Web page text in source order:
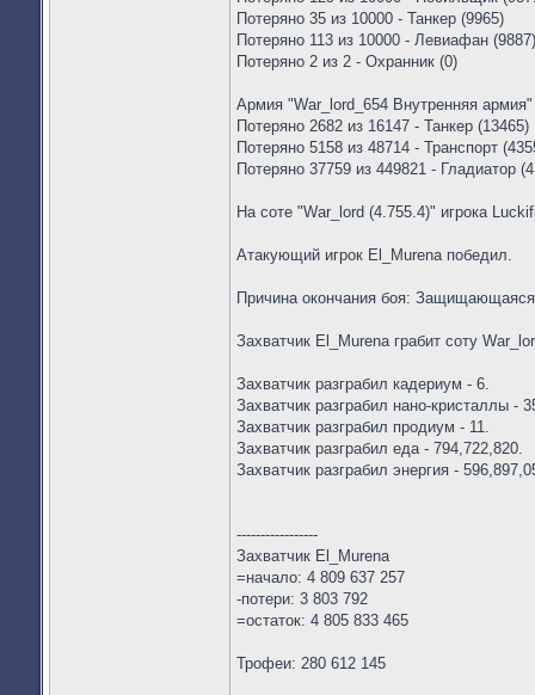
Потеряно 35 из 10000 - Танкер (9965)
Потеряно 113 из 10000 - Левиафан (9887)
Потеряно 2 из 2 - Охранник (0)
Армия "War_lord_654 Внутренняя
Потеряно 2682 из 16147 - Танкер (13465)
Потеряно 5158 из 48714 - Транспорт
Потеряно 37759 из 449821 - Гладиатор
На соте "War_lord (4.755.4)" игрока
Атакующий игрок El_Murena победил.
Причина окончания боя:
Захватчик El_Murena грабит соту
Захватчик разграбил кадериум - 6.
Захватчик разграбил нано-кристаллы -
Захватчик разграбил продиум - 11.
Захватчик разграбил еда - 794,722,820.
Захватчик разграбил энергия -
-----------------
Захватчик El_Murena
=начало: 4 809 637 257
-потери: 3 803 792
=остаток: 4 805 833 465
Трофеи: 280 612 145